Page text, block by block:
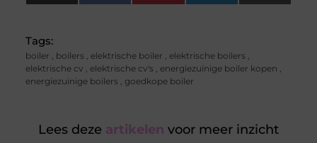
(Twitter)
Tags:
boiler , boilers, elektrische boiler , elektrische boilers,
elektrische cv , elektrische cv's, energiezuinige boiler kopen ,
energiezuinige boilers, goedkope boiler
Lees deze artikelen voor meer inzicht